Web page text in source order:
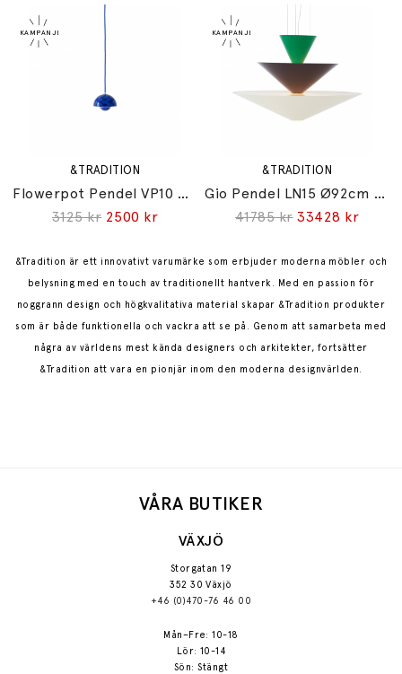
&TRADITION
Flowerpot Pendel VP10 Ø16cm Cobalt Blue & Twilight Blue Pattern
3125 kr 2500 kr
&TRADITION
Gio Pendel LN15 Ø92cm Signal Green & Deep Blue & Ecru White
41785 kr 33428 kr
&Tradition är ett innovativt varumärke som erbjuder moderna möbler och
belysning med en touch av traditionellt hantverk. Med en passion för
noggrann design och högkvalitativa material skapar &Tradition produkter
som är både funktionella och vackra att se på. Genom att samarbeta med
några av världens mest kända designers och arkitekter, fortsätter
&Tradition att vara en pionjär inom den moderna designvärlden.
VÅRA BUTIKER
VÄXJÖ
Storgatan 19
352 30 Växjö
+46 (0)470-76 46 00
Mån–Fre: 10-18
Lör: 10-14
Sön: Stängt